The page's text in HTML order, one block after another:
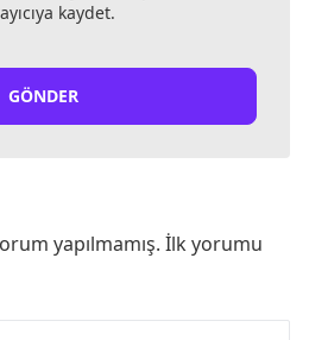
kaydet.
GÖNDER
yapılmamış. İlk yorumu